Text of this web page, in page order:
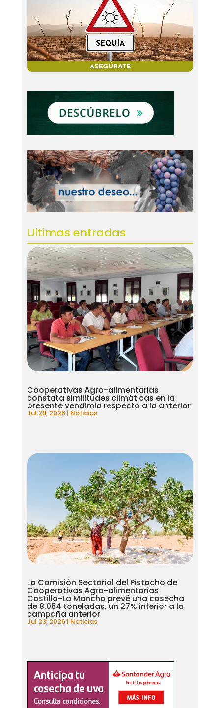
Ultimas entradas
Cooperativas Agro-alimentarias
constata similitudes climáticas en la
presente vendimia respecto a la anterior
Jul 29, 2026| Noticias
La Comisión Sectorial del Pistacho de
Cooperativas Agro-alimentarias
Castilla-La Mancha prevé una cosecha
de 8.054 toneladas, un 27% inferior a la
campaña anterior
Jul 23, 2026| Noticias